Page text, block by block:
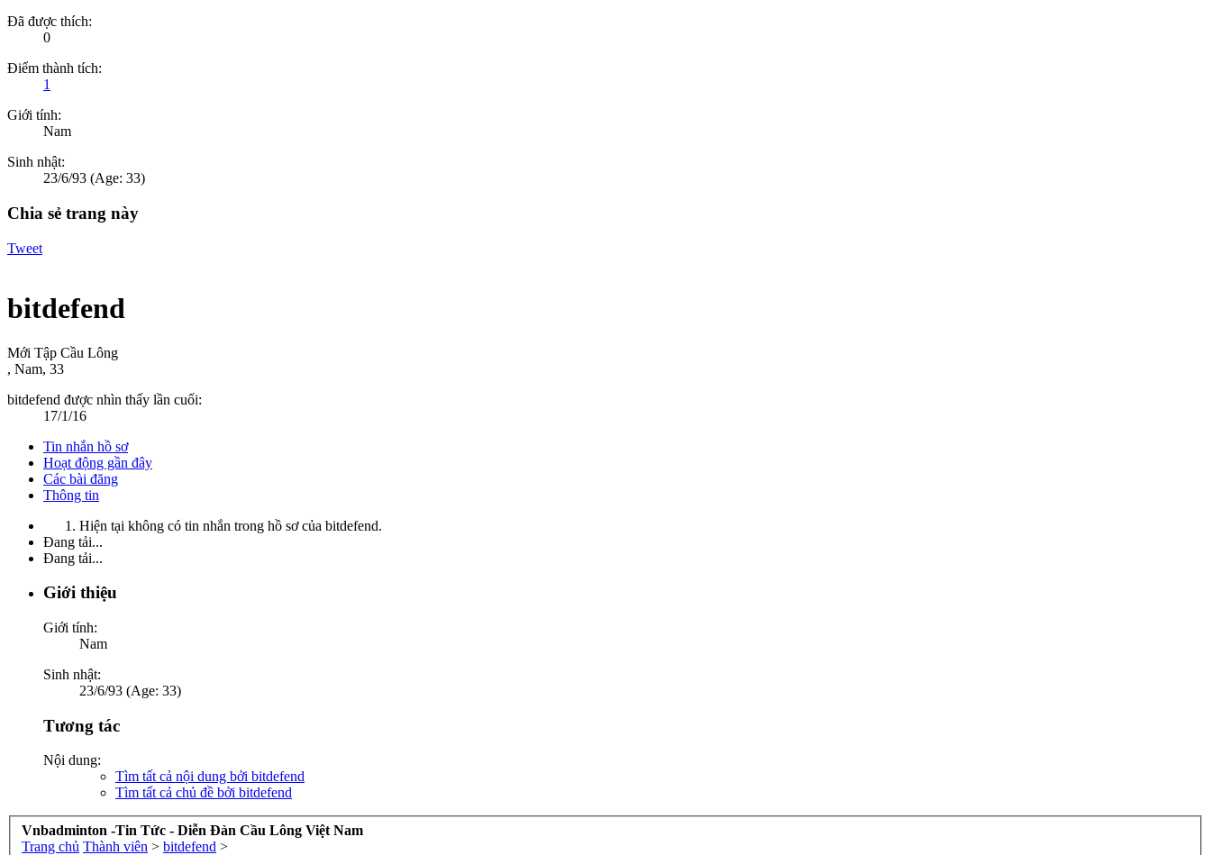
Đã được thích:
0
Điểm thành tích:
1
Giới tính:
Nam
Sinh nhật:
23/6/93 (Age: 33)
Chia sẻ trang này
Tweet
bitdefend
Mới Tập Cầu Lông
, Nam, 33
bitdefend được nhìn thấy lần cuối:
17/1/16
Tin nhắn hồ sơ
Hoạt động gần đây
Các bài đăng
Thông tin
Hiện tại không có tin nhắn trong hồ sơ của bitdefend.
Đang tải...
Đang tải...
Giới thiệu
Giới tính:
Nam
Sinh nhật:
23/6/93 (Age: 33)
Tương tác
Nội dung:
Tìm tất cả nội dung bởi bitdefend
Tìm tất cả chủ đề bởi bitdefend
Vnbadminton -Tin Tức - Diễn Đàn Cầu Lông Việt Nam
Trang chủ Thành viên > bitdefend >